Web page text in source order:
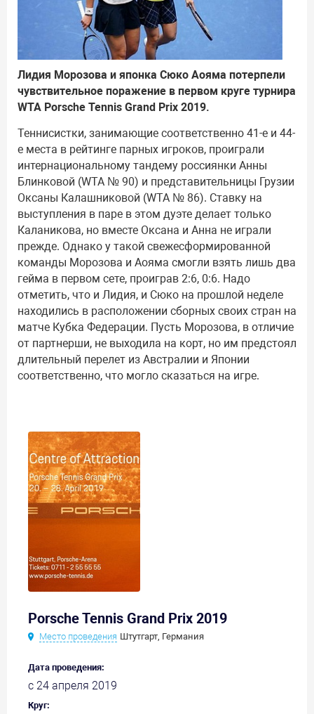
Лидия Морозова и японка Сюко Аояма потерпели
чувствительное поражение в первом круге турнира
WTA Porsche Tennis Grand Prix 2019.
Теннисистки, занимающие соответственно 41-е и 44-
е места в рейтинге парных игроков, проиграли
интернациональному тандему россиянки Анны
Блинковой (WTA № 90) и представительницы Грузии
Оксаны Калашниковой (WTA № 86). Ставку на
выступления в паре в этом дуэте делает только
Каланикова, но вместе Оксана и Анна не играли
прежде. Однако у такой свежесформированной
команды Морозова и Аояма смогли взять лишь два
гейма в первом сете, проиграв 2:6, 0:6. Надо
отметить, что и Лидия, и Сюко на прошлой неделе
находились в расположении сборных своих стран на
матче Кубка Федерации. Пусть Морозова, в отличие
от партнерши, не выходила на корт, но им предстоял
длительный перелет из Австралии и Японии
соответственно, что могло сказаться на игре.
Porsche Tennis Grand Prix 2019
Место проведения Штутгарт, Германия
Дата проведения:
с 24 апреля 2019
Круг: